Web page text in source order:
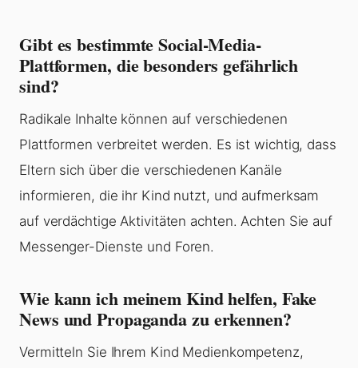
Gibt es bestimmte Social-Media-
Plattformen, die besonders gefährlich
sind?
Radikale Inhalte können auf verschiedenen
Plattformen verbreitet werden. Es ist wichtig, dass
Eltern sich über die verschiedenen Kanäle
informieren, die ihr Kind nutzt, und aufmerksam
auf verdächtige Aktivitäten achten. Achten Sie auf
Messenger-Dienste und Foren.
Wie kann ich meinem Kind helfen, Fake
News und Propaganda zu erkennen?
Vermitteln Sie Ihrem Kind Medienkompetenz,